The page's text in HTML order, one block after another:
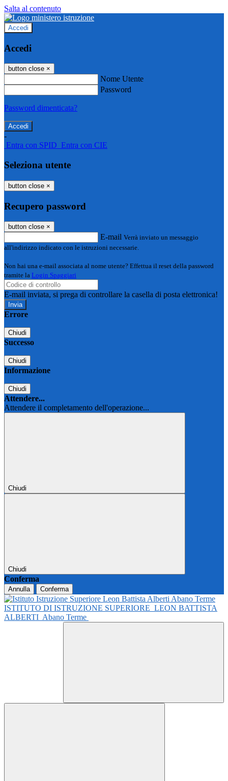
Salta al contenuto
Accedi
Accedi
button close ×
Nome Utente
Password
Password dimenticata?
-
Entra con SPID Entra con CIE
Seleziona utente
button close ×
Recupero password
button close ×
E-mail Verrà inviato un messaggio
all'indirizzo indicato con le istruzioni necessarie.
Non hai una e-mail associata al nome utente? Effettua il reset della password
tramite la Login Spaggiari
E-mail inviata, si prega di controllare la casella di posta elettronica!
Errore
Chiudi
Successo
Chiudi
Informazione
Chiudi
Attendere...
Attendere il completamento dell'operazione...
Chiudi
Chiudi
Conferma
Annulla Conferma
ISTITUTO DI ISTRUZIONE SUPERIORE LEON BATTISTA
ALBERTI Abano Terme